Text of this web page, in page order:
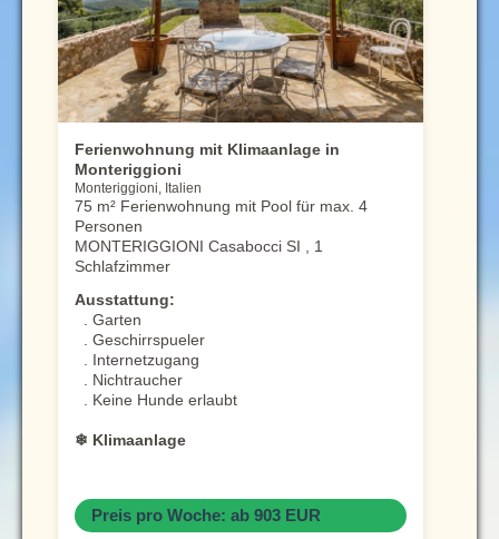
Ferienwohnung mit Klimaanlage in
Monteriggioni
Monteriggioni, Italien
75 m² Ferienwohnung mit Pool für max. 4
Personen
MONTERIGGIONI Casabocci SI , 1
Schlafzimmer
Ausstattung:
. Garten
. Geschirrspueler
. Internetzugang
. Nichtraucher
. Keine Hunde erlaubt
❄ Klimaanlage
Preis pro Woche: ab 903 EUR